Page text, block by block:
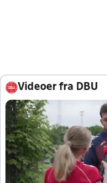
Videoer fra DBU